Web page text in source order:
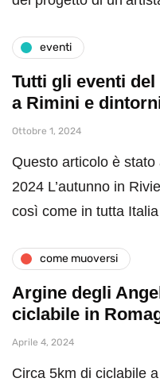
eventi
Tutti gli eventi
a Rimini e
Ottobre 1, 2024
Questo articolo è
2024 L’autunno in
così come in tutta
come muoversi
Argine degli
ciclabile in
Aprile 4, 2024
Circa 5km di ciclabile